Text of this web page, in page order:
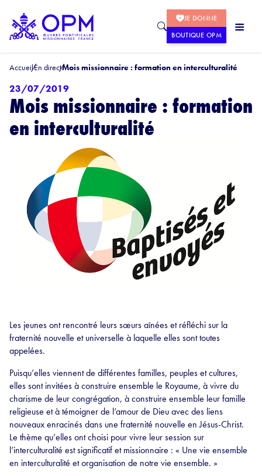
JE DONNE
BOUTIQUE OPM
AccueilEn directMois missionnaire : formation en interculturalité
23/07/2019
Mois missionnaire : formation
en interculturalité
Les jeunes ont rencontré leurs sœurs aînées et réfléchi sur la
fraternité nouvelle et universelle à laquelle elles sont toutes
appelées.
Puisqu’elles viennent de différentes familles, peuples et cultures,
elles sont invitées à construire ensemble le Royaume, à vivre du
charisme de leur congrégation, à construire ensemble leur famille
religieuse et à témoigner de l’amour de Dieu avec des liens
nouveaux enracinés dans une fraternité nouvelle en Jésus-Christ.
Le thème qu’elles ont choisi pour vivre leur session sur
l’interculturalité est significatif et missionnaire : « Une vie ensemble
en interculturalité et organisation de notre vie ensemble. »